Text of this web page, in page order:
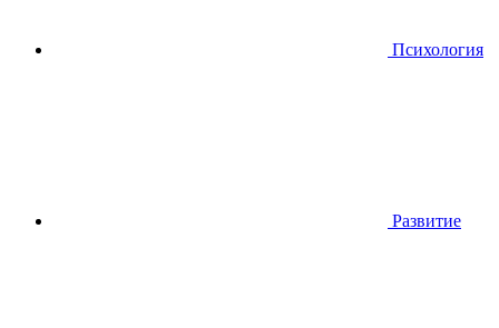
Психология
Развитие